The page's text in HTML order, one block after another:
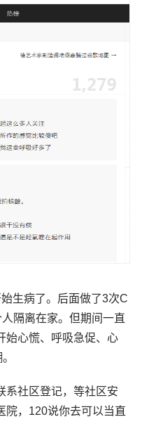
生病了。后面做了3次C
隔离在家。但期间一直
始心慌、呼吸急促、心
系社区登记，等社区安
院，120说你去可以当直